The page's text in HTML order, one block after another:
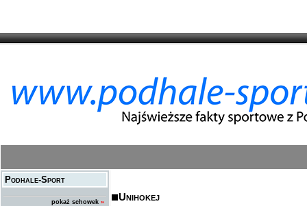
Podhale-Sport
pokaż schowek »
Unihokej